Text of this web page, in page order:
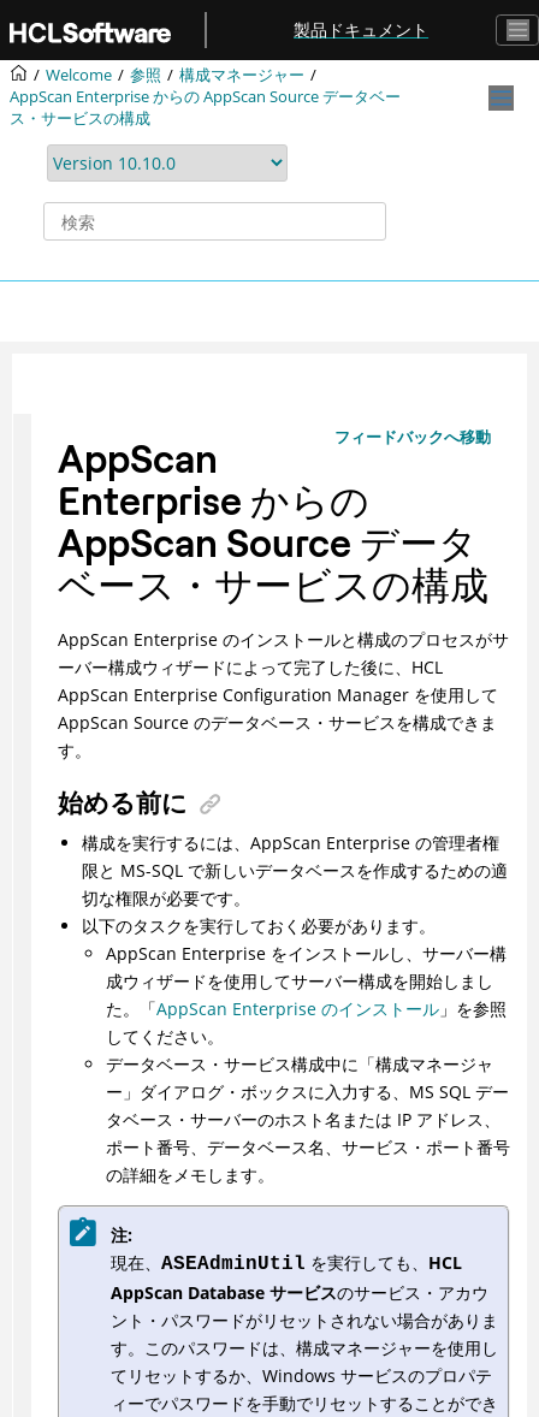
メインコンテンツにジャンプ
製品ドキュメント
Welcome 参照
構成マネージャー
AppScan Enterprise からの AppScan Source データベー
ス・サービスの構成
フィードバックへ移動
AppScan
Enterprise からの
AppScan Source データ
ベース・サービスの構成
AppScan Enterprise のインストールと構成のプロセスがサ
ーバー構成ウィザードによって完了した後に、HCL
AppScan Enterprise Configuration Manager を使用して
AppScan Source のデータベース・サービスを構成できま
す。
始める前に
構成を実行するには、AppScan Enterprise の管理者権
限と MS-SQL で新しいデータベースを作成するための適
切な権限が必要です。
以下のタスクを実行しておく必要があります。
AppScan Enterprise をインストールし、サーバー構
成ウィザードを使用してサーバー構成を開始しまし
た。「AppScan Enterprise のインストール」を参照
してください。
データベース・サービス構成中に「構成マネージャ
ー」ダイアログ・ボックスに入力する、MS SQL デー
タベース・サーバーのホスト名または IP アドレス、
ポート番号、データベース名、サービス・ポート番号
の詳細をメモします。
注:
現在、 ASEAdminUtil を実行しても、 HCL
AppScan Database サービスのサービス・アカウ
ント・パスワードがリセットされない場合がありま
す。このパスワードは、構成マネージャーを使用し
てリセットするか、Windows サービスのプロパテ
ィーでパスワードを手動でリセットすることができ